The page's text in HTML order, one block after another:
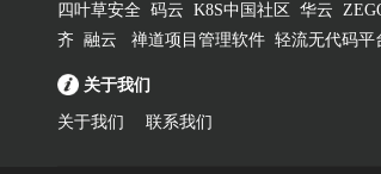
四叶草安全 码云 K8S中国社区 华云
齐 融云 禅道项目管理软件 轻流无代码平
关于我们
关于我们 联系我们